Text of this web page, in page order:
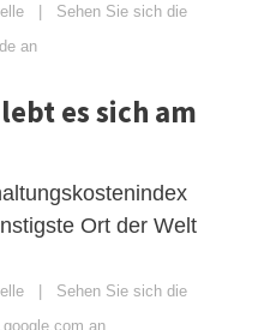
| Sehen Sie sich die
an
es sich am
Ort der Welt
| Sehen Sie sich die
an